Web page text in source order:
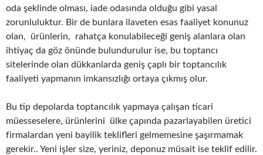
oda şeklinde olması, iade odasında olduğu gibi yasal
zorunluluktur. Bir de bunlara ilaveten esas faaliyet konunuz
olan, ürünlerin, rahatça konulabileceği geniş alanlara olan
ihtiyaç da göz önünde bulundurulur ise, bu toptancı
sitelerinde olan dükkanlarda geniş çaplı bir toptancılık
faaliyeti yapmanın imkansızlığı ortaya çıkmış olur.
Bu tip depolarda toptancılık yapmaya çalışan ticari
müesseselere, ürünlerini ülke çapında pazarlayabilen üretici
firmalardan yeni bayilik teklifleri gelmemesine şaşırmamak
gerekir.. Yeni işler size, yeriniz, deponuz müsait ise teklif edilir.